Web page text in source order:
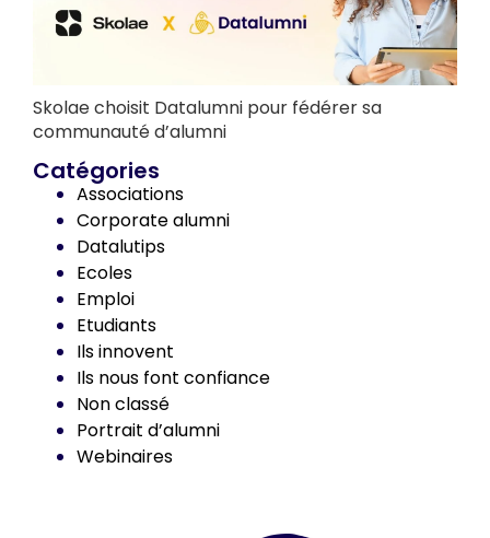
Skolae choisit Datalumni pour fédérer sa
communauté d’alumni
Catégories
Associations
Corporate alumni
Datalutips
Ecoles
Emploi
Etudiants
Ils innovent
Ils nous font confiance
Non classé
Portrait d’alumni
Webinaires